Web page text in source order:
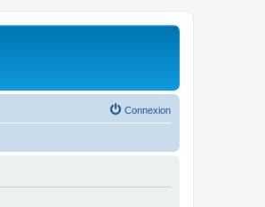
Connexion